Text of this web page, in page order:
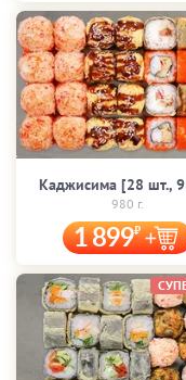
Каджисима [28 шт.,
980 г.
1 899